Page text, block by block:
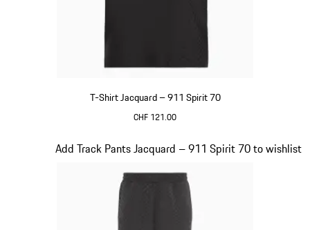
T-Shirt Jacquard – 911 Spirit 70
CHF 121.00
Add Track Pants Jacquard – 911 Spirit 70 to wishlist
Diapositiva 7 di 8